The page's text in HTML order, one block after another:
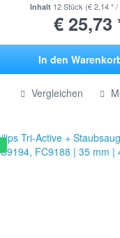
Inhalt 12 Stück (€ 2,14 *
€ 25,73
In den
Vergleichen